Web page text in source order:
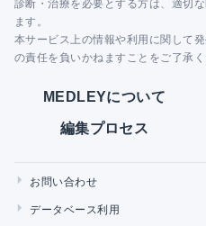
診断・治療を必要とする方は、適切
ます。
本サービス上の情報や利用に関して
の責任を負いかねますことをご了承く
MEDLEYについて
編集プロセス
お問い合わせ
データベース利用